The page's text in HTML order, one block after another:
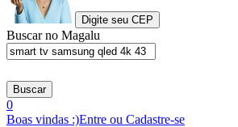
Digite seu CEP
Buscar no Magalu
Buscar
0
Boas vindas :)Entre ou Cadastre-se